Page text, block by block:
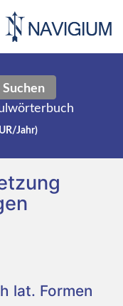
Suchen
Jahr)
lat. Formen